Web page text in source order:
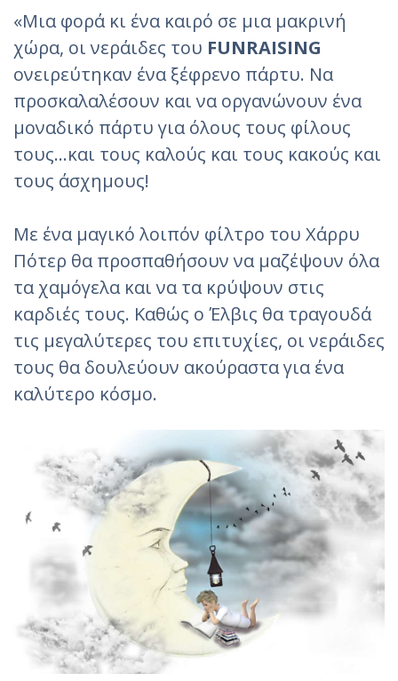
«Μια φορά κι ένα καιρό σε μια μακρινή
χώρα, oι νεράιδες του FUNRAISING
ονειρεύτηκαν ένα ξέφρενο πάρτυ. Να
προσκαλαλέσουν και να οργανώνουν ένα
μοναδικό πάρτυ για όλους τους φίλους
τους...και τους καλούς και τους κακούς και
τους άσχημους!
Με ένα μαγικό λοιπόν φίλτρο του Χάρρυ
Πότερ θα προσπαθήσουν να μαζέψουν όλα
τα χαμόγελα και να τα κρύψουν στις
καρδιές τους. Καθώς ο Έλβις θα τραγουδά
τις μεγαλύτερες του επιτυχίες, οι νεράιδες
τους θα δουλεύουν ακούραστα για ένα
καλύτερο κόσμο.